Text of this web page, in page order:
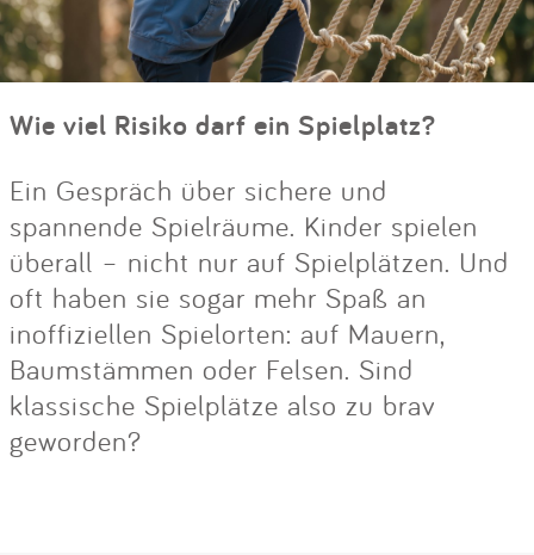
Wie viel Risiko darf ein Spielplatz?
Ein Gespräch über sichere und
spannende Spielräume. Kinder spielen
überall – nicht nur auf Spielplätzen. Und
oft haben sie sogar mehr Spaß an
inoffiziellen Spielorten: auf Mauern,
Baumstämmen oder Felsen. Sind
klassische Spielplätze also zu brav
geworden?